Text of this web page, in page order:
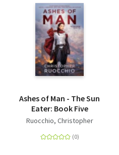
Ashes of Man - The Sun
Eater: Book Five
Ruocchio, Christopher